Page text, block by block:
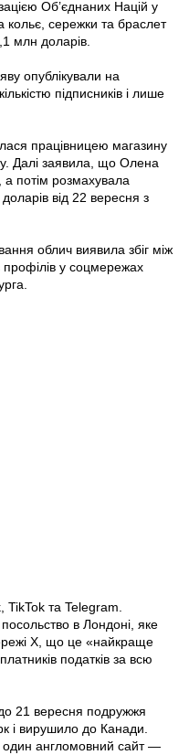
Об’єднаних Націй у
сережки та браслет
млн доларів.
опублікували на
підписників і лише
працівницею магазину
Далі заявила, що Олена
а потім розмахувала
від 22 вересня з
облич виявила збіг між
у соцмережах
TikTok та Telegram.
в Лондоні, яке
Х, що це «найкраще
податків за всю
21 вересня подружжя
і вирушило до Канади.
один англомовний сайт —